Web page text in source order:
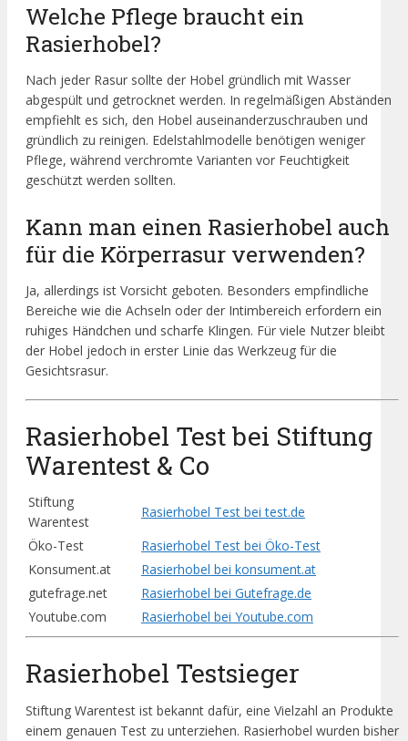
Welche Pflege braucht ein
Rasierhobel?
Nach jeder Rasur sollte der Hobel gründlich mit Wasser
abgespült und getrocknet werden. In regelmäßigen Abständen
empfiehlt es sich, den Hobel auseinanderzuschrauben und
gründlich zu reinigen. Edelstahlmodelle benötigen weniger
Pflege, während verchromte Varianten vor Feuchtigkeit
geschützt werden sollten.
Kann man einen Rasierhobel auch
für die Körperrasur verwenden?
Ja, allerdings ist Vorsicht geboten. Besonders empfindliche
Bereiche wie die Achseln oder der Intimbereich erfordern ein
ruhiges Händchen und scharfe Klingen. Für viele Nutzer bleibt
der Hobel jedoch in erster Linie das Werkzeug für die
Gesichtsrasur.
Rasierhobel Test bei Stiftung
Warentest & Co
Stiftung
Warentest
Rasierhobel Test bei test.de
Öko-Test
Rasierhobel Test bei Öko-Test
Konsument.at
Rasierhobel bei konsument.at
gutefrage.net
Rasierhobel bei Gutefrage.de
Youtube.com
Rasierhobel bei Youtube.com
Rasierhobel Testsieger
Stiftung Warentest ist bekannt dafür, eine Vielzahl an Produkte
einem genauen Test zu unterziehen. Rasierhobel wurden bisher